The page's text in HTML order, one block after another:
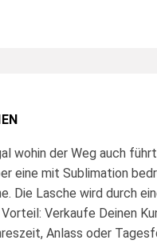
wohin der Weg auch
eine mit Sublimation
Die Lasche wird durch
Verkaufe Deinen
Anlass oder